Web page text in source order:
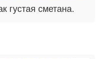
густая сметана.